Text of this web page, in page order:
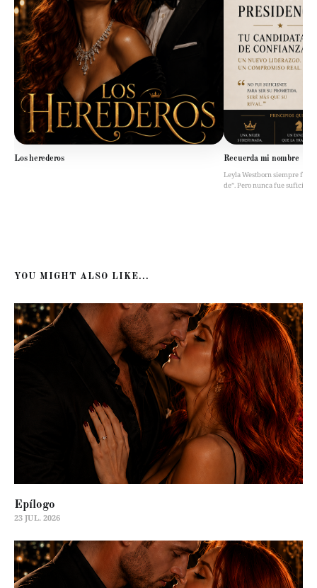
Los herederos Recuerda mi nombre
Leyla Westborn siempre fue
de”. Pero nunca fue
YOU MIGHT ALSO LIKE...
Epílogo
23 JUL. 2026